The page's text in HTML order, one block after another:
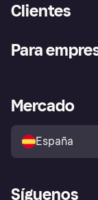
Clientes
Inicio de sesión
Directorio de tiendas
Política de
comprador de Klarna
Reclamaciones
Para
Acceso empresas
Mercado
España
Síguenos